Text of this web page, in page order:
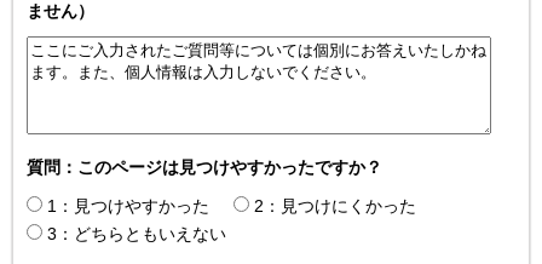
ません）
質問：このページは見つけやすかったですか？
1：見つけやすかった
2：見つけにくかった
3：どちらともいえない